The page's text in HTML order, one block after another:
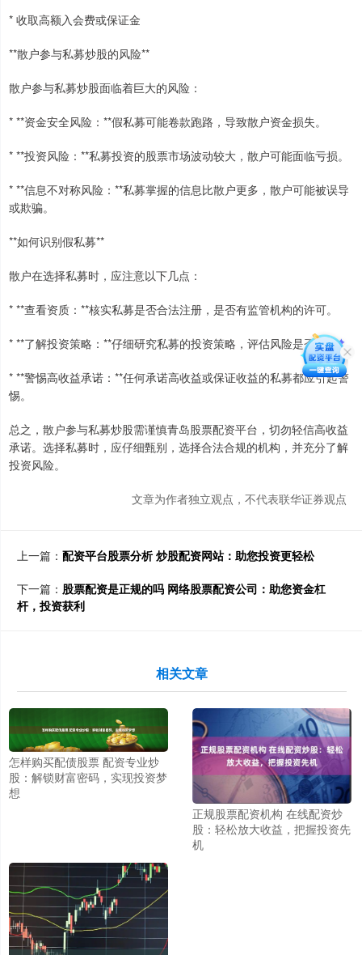
* 收取高额入会费或保证金
**散户参与私募炒股的风险**
散户参与私募炒股面临着巨大的风险：
* **资金安全风险：**假私募可能卷款跑路，导致散户资金损失。
* **投资风险：**私募投资的股票市场波动较大，散户可能面临亏损。
* **信息不对称风险：**私募掌握的信息比散户更多，散户可能被误导
或欺骗。
**如何识别假私募**
散户在选择私募时，应注意以下几点：
* **查看资质：**核实私募是否合法注册，是否有监管机构的许可。
* **了解投资策略：**仔细研究私募的投资策略，评估风险是否可控。
* **警惕高收益承诺：**任何承诺高收益或保证收益的私募都应引起警
惕。
总之，散户参与私募炒股需谨慎青岛股票配资平台，切勿轻信高收益
承诺。选择私募时，应仔细甄别，选择合法合规的机构，并充分了解
投资风险。
文章为作者独立观点，不代表联华证券观点
上一篇： 配资平台股票分析 炒股配资网站：助您投资更轻松
下一篇： 股票配资是正规的吗 网络股票配资公司：助您资金杠
杆，投资获利
相关文章
怎样购买配债股票 配资专业炒
股：解锁财富密码，实现投资梦
想
正规股票配资机构 在线配资炒
股：轻松放大收益，把握投资先
机